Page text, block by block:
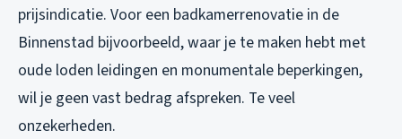
prijsindicatie. Voor een badkamerrenovatie in de
Binnenstad bijvoorbeeld, waar je te maken hebt met
oude loden leidingen en monumentale beperkingen,
wil je geen vast bedrag afspreken. Te veel
onzekerheden.